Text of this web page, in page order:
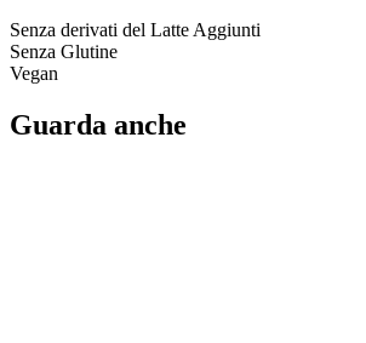
Senza derivati del Latte Aggiunti
Senza Glutine
Vegan
Guarda anche